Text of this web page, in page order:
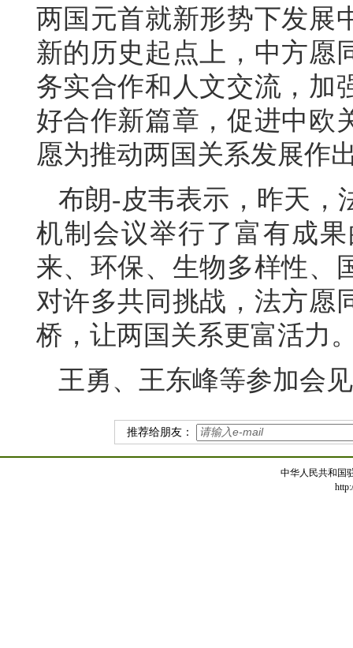
两国元首就新形势下发展
新的历史起点上，中方愿
务实合作和人文交流，加
好合作新篇章，促进中欧
愿为推动两国关系发展作
布朗-皮韦表示，昨天，
机制会议举行了富有成
来、环保、生物多样性、
对许多共同挑战，法方愿
桥，让两国关系更富活力
王勇、王东峰等参加会
推荐给朋友：
中华人民共和国